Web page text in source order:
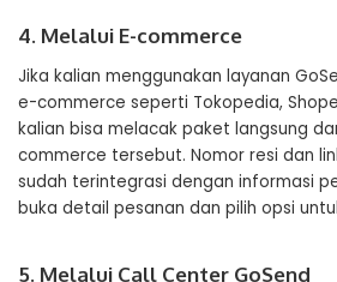
4. Melalui E-commerce
Jika kalian menggunakan layanan
e-commerce seperti Tokopedia,
kalian bisa melacak paket langsung
commerce tersebut. Nomor resi dan
sudah terintegrasi dengan informasi
buka detail pesanan dan pilih opsi
5. Melalui Call Center GoSend